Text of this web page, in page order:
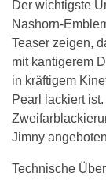
Der wichtigste
Nashorn-
Teaser zeigen,
mit kantigerem
in kräftigem
Pearl lackiert
Jimny
Technische